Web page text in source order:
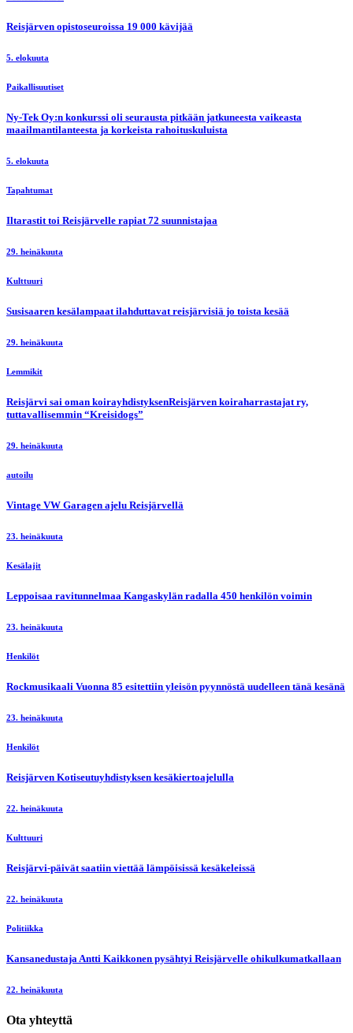
Reisjärven opistoseuroissa 19 000 kävijää
5. elokuuta
Paikallisuutiset
Ny-Tek Oy:n konkurssi oli seurausta pitkään jatkuneesta vaikeasta
maailmantilanteesta ja korkeista rahoituskuluista
5. elokuuta
Tapahtumat
Iltarastit toi Reisjärvelle rapiat 72 suunnistajaa
29. heinäkuuta
Kulttuuri
Susisaaren kesälampaat ilahduttavat reisjärvisiä jo toista kesää
29. heinäkuuta
Lemmikit
Reisjärvi sai oman koirayhdistyksenReisjärven koiraharrastajat ry,
tuttavallisemmin “Kreisidogs”
29. heinäkuuta
autoilu
Vintage VW Garagen ajelu Reisjärvellä
23. heinäkuuta
Kesälajit
Leppoisaa ravitunnelmaa Kangaskylän radalla 450 henkilön voimin
23. heinäkuuta
Henkilöt
Rockmusikaali Vuonna 85 esitettiin yleisön pyynnöstä uudelleen tänä kesänä
23. heinäkuuta
Henkilöt
Reisjärven Kotiseutuyhdistyksen kesäkiertoajelulla
22. heinäkuuta
Kulttuuri
Reisjärvi-päivät saatiin viettää lämpöisissä kesäkeleissä
22. heinäkuuta
Politiikka
Kansanedustaja Antti Kaikkonen pysähtyi Reisjärvelle ohikulkumatkallaan
22. heinäkuuta
Ota yhteyttä